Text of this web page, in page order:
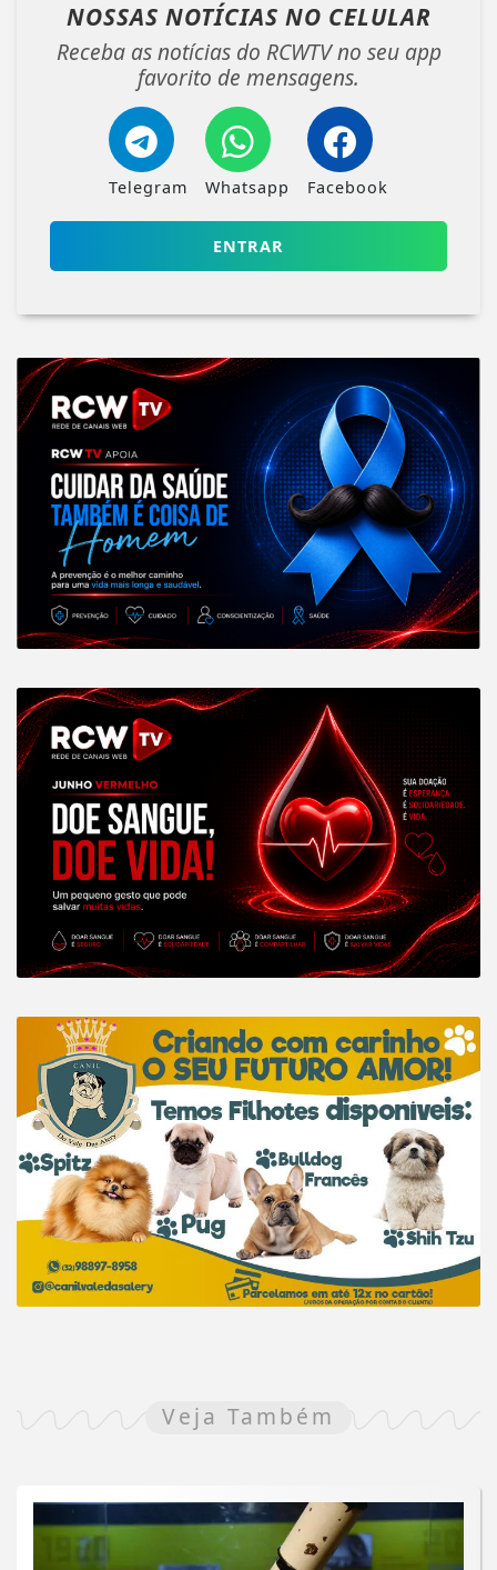
NOSSAS NOTÍCIAS NO CELULAR
Receba as notícias do RCWTV no seu app
favorito de mensagens.
Telegram Whatsapp Facebook
ENTRAR
Veja Também